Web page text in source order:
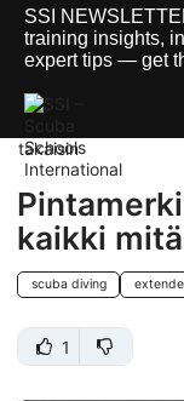
SSI
training insights,
expert tips — get
takaisin
kaikki
scuba diving
1